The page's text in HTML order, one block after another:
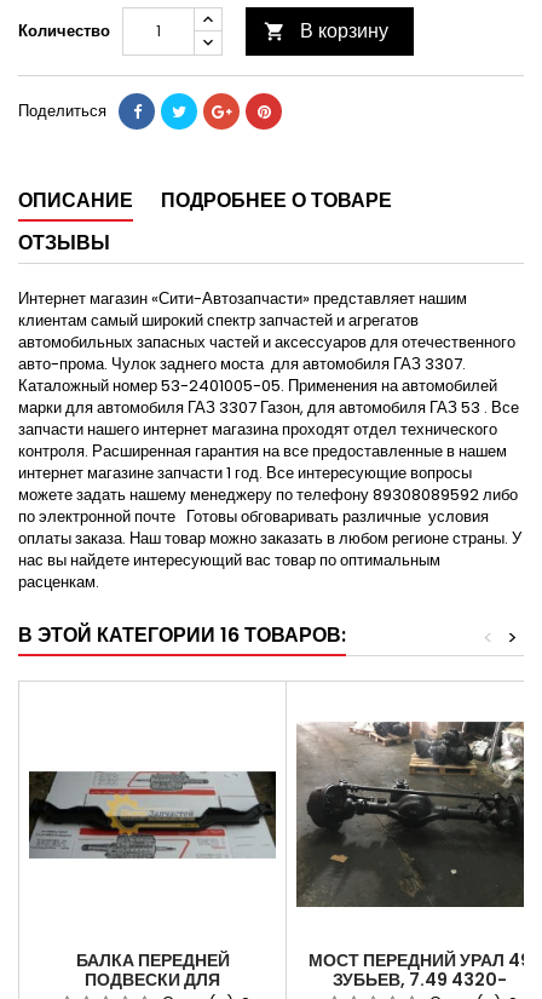
Количество  В корзину
Поделиться
ОПИСАНИЕ
ПОДРОБНЕЕ О ТОВАРЕ
ОТЗЫВЫ
Интернет магазин «Сити-Автозапчасти» представляет нашим
клиентам самый широкий спектр запчастей и агрегатов
автомобильных запасных частей и аксессуаров для отечественного
авто-прома. Чулок заднего моста для автомобиля ГАЗ 3307.
Каталожный номер 53-2401005-05. Применения на автомобилей
марки для автомобиля ГАЗ 3307 Газон, для автомобиля ГАЗ 53 . Все
запчасти нашего интернет магазина проходят отдел технического
контроля. Расширенная гарантия на все предоставленные в нашем
интернет магазине запчасти 1 год. Все интересующие вопросы
можете задать нашему менеджеру по телефону 89308089592 либо
по электронной почте Готовы обговаривать различные условия
оплаты заказа. Наш товар можно заказать в любом регионе страны. У
нас вы найдете интересующий вас товар по оптимальным
расценкам.
В ЭТОЙ КАТЕГОРИИ 16 ТОВАРОВ: >
<
БАЛКА ПЕРЕДНЕЙ
ПОДВЕСКИ ДЛЯ
МОСТ ПЕРЕДНИЙ УРАЛ 49
ЗУБЬЕВ, 7.49 4320-